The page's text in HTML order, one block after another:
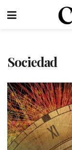
Sociedad